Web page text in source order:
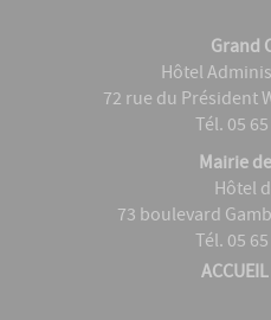
Grand
Hôtel
72 rue du Président
Tél. 05
Mairie
Hôtel
73 boulevard
Tél. 05